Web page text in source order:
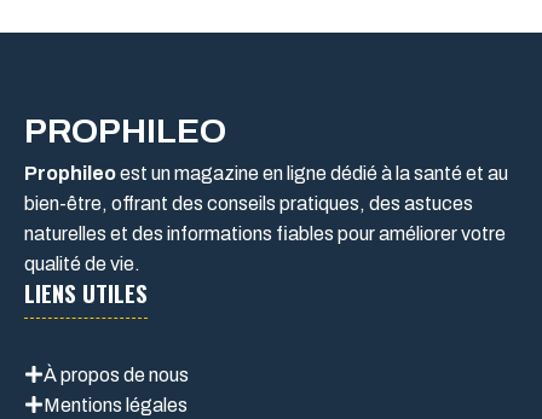
PROPHILEO
Prophileoest un magazine en ligne dédié à la santé et au
bien-être, offrant des conseils pratiques, des astuces
naturelles et des informations fiables pour améliorer votre
qualité de vie.
LIENS UTILES
À propos de nous
Mentions légales